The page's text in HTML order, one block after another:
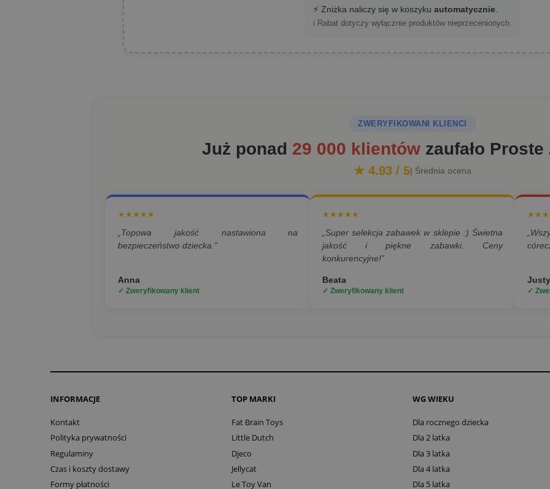
⚡ Zniżka naliczy się w koszyku automatycznie
ℹ️ Rabat dotyczy wyłącznie produktów nieprzecenionych.
ZWERYFIKOWANI KLIENCI
Już ponad 29 000 klientów zaufało
★ 4.93 / 5| Średnia ocena
★★★★★
„Topowa jakość nastawiona na
bezpieczeństwo dziecka.”
Anna
✓ Zweryfikowany klient
★★★★★
„Super selekcja zabawek w sklepie :) Świetna
jakość i piękne zabawki. Ceny
konkurencyjne!”
Beata
✓ Zweryfikowany klient ✓
INFORMACJE
Kontakt
Polityka prywatności
Regulaminy
Czas i koszty dostawy
Formy płatności
TOP MARKI
Fat Brain Toys
Little Dutch
Djeco
Jellycat
Le Toy Van
WG WIEKU
Dla rocznego dziecka
Dla 2 latka
Dla 3 latka
Dla 4 latka
Dla 5 latka